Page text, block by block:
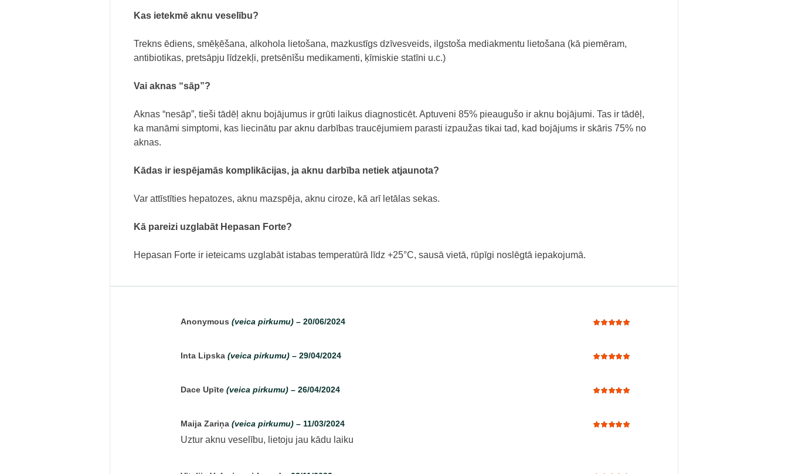
Kas ietekmē aknu veselību?
Trekns ēdiens, smēķēšana, alkohola lietošana, mazkustīgs dzīvesveids, ilgstoša mediakmentu lietošana (kā piemēram,
antibiotikas, pretsāpju līdzekļi, pretsēnīšu medikamenti, ķīmiskie statīni u.c.)
Vai aknas “sāp”?
Aknas “nesāp”, tieši tādēļ aknu bojājumus ir grūti laikus diagnosticēt. Aptuveni 85% pieaugušo ir aknu bojājumi. Tas ir tādēļ,
ka manāmi simptomi, kas liecinātu par aknu darbības traucējumiem parasti izpaužas tikai tad, kad bojājums ir skāris 75% no
aknas.
Kādas ir iespējamās komplikācijas, ja aknu darbība netiek atjaunota?
Var attīstīties hepatozes, aknu mazspēja, aknu ciroze, kā arī letālas sekas.
Kā pareizi uzglabāt Hepasan Forte?
Hepasan Forte ir ieteicams uzglabāt istabas temperatūrā līdz +25°C, sausā vietā, rūpīgi noslēgtā iepakojumā.
Anonymous (veica pirkumu) – 20/06/2024
Inta Lipska (veica pirkumu) – 29/04/2024
Dace Upīte (veica pirkumu) – 26/04/2024
Maija Zariņa (veica pirkumu) – 11/03/2024
Uztur aknu veselību, lietoju jau kādu laiku